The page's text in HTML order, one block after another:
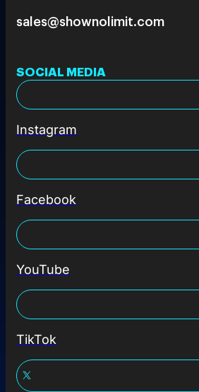
sales@shownolimit.com
SOCIAL MEDIA
Instagram
Facebook
YouTube
TikTok